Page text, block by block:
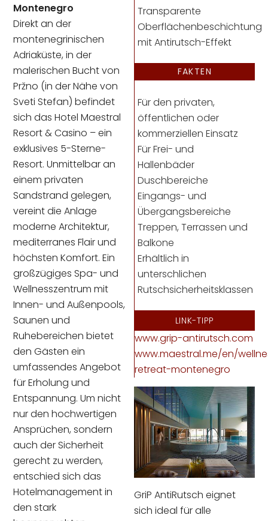
Transparente
Oberflächenbeschichtung
mit Antirutsch-Effekt
FAKTEN
Für den privaten,
öffentlichen oder
kommerziellen Einsatz
Für Frei- und
Hallenbäder
Duschbereiche
Eingangs- und
Übergangsbereiche
Treppen, Terrassen und
Balkone
Erhältlich in
unterschlichen
Rutschsicherheitsklassen
LINK-TIPP
www.grip-antirutsch.com
www.maestral.me/en/
retreat-montenegro
GriP AntiRutsch eignet
sich ideal für alle
Montenegro
Direkt an der
montenegrinischen
Adriaküste, in der
malerischen Bucht von
Pržno (in der Nähe von
Sveti Stefan) befindet
sich das Hotel Maestral
Resort & Casino – ein
exklusives 5-Sterne-
Resort. Unmittelbar an
einem privaten
Sandstrand gelegen,
vereint die Anlage
moderne Architektur,
mediterranes Flair und
höchsten Komfort. Ein
großzügiges Spa- und
Wellnesszentrum mit
Innen- und Außenpools,
Saunen und
Ruhebereichen bietet
den Gästen ein
umfassendes Angebot
für Erholung und
Entspannung. Um nicht
nur den hochwertigen
Ansprüchen, sondern
auch der Sicherheit
gerecht zu werden,
entschied sich das
Hotelmanagement in
den stark